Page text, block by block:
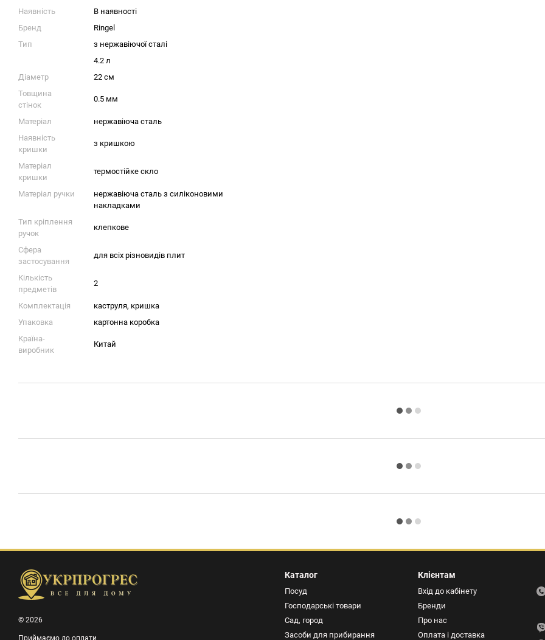
Наявність
В наявності
Бренд
Ringel
Тип
з нержавіючої сталі
4.2 л
Діаметр
22 см
Товщина
стінок
0.5 мм
Матеріал
нержавіюча сталь
Наявність
кришки
з кришкою
Матеріал
кришки
термостійке скло
Матеріал ручки
нержавіюча сталь з силіконовими
накладками
Тип кріплення
ручок
клепкове
Сфера
застосування
для всіх різновидів плит
Кількість
предметів
2
Комплектація
каструля, кришка
Упаковка
картонна коробка
Країна-
виробник
Китай
© 2026
Приймаємо до оплати
Каталог
Посуд
Господарські товари
Сад, город
Засоби для прибирання
Клієнтам
Вхід до кабінету
Бренди
Про нас
Оплата і доставка